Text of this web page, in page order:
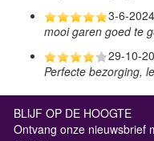
3-6-
mooi garen goed te
29-10-
Perfecte bezorging,
BLIJF OP DE HOOGTE
Ontvang onze nieuwsbrief